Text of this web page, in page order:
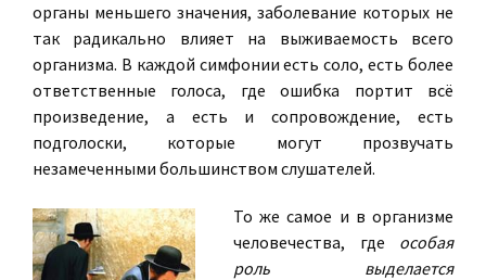
органы меньшего значения, заболевание которых не
так радикально влияет на выживаемость всего
организма. В каждой симфонии есть соло, есть более
ответственные голоса, где ошибка портит всё
произведение, а есть и сопровождение, есть
подголоски, которые могут прозвучать
незамеченными большинством слушателей.
То же самое и в организме
человечества, где особая
роль выделается